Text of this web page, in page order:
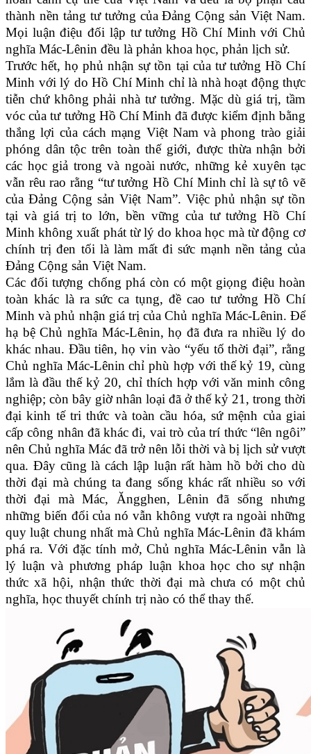
thành nền tảng tư tưởng của Đảng Cộng sản Việt Nam.
Mọi luận điệu đối lập tư tưởng Hồ Chí Minh với Chủ
nghĩa Mác-Lênin đều là phản khoa học, phản lịch sử.
Trước hết, họ phủ nhận sự tồn tại của tư tưởng Hồ Chí
Minh với lý do Hồ Chí Minh chỉ là nhà hoạt động thực
tiễn chứ không phải nhà tư tưởng. Mặc dù giá trị, tầm
vóc của tư tưởng Hồ Chí Minh đã được kiểm định bằng
thắng lợi của cách mạng Việt Nam và phong trào giải
phóng dân tộc trên toàn thế giới, được thừa nhận bởi
các học giả trong và ngoài nước, những kẻ xuyên tạc
vẫn rêu rao rằng “tư tưởng Hồ Chí Minh chỉ là sự tô vẽ
của Đảng Cộng sản Việt Nam”. Việc phủ nhận sự tồn
tại và giá trị to lớn, bền vững của tư tưởng Hồ Chí
Minh không xuất phát từ lý do khoa học mà từ động cơ
chính trị đen tối là làm mất đi sức mạnh nền tảng của
Đảng Cộng sản Việt Nam.
Các đối tượng chống phá còn có một giọng điệu hoàn
toàn khác là ra sức ca tụng, đề cao tư tưởng Hồ Chí
Minh và phủ nhận giá trị của Chủ nghĩa Mác-Lênin. Để
hạ bệ Chủ nghĩa Mác-Lênin, họ đã đưa ra nhiều lý do
khác nhau. Đầu tiên, họ vin vào “yếu tố thời đại”, rằng
Chủ nghĩa Mác-Lênin chỉ phù hợp với thế kỷ 19, cùng
lắm là đầu thế kỷ 20, chỉ thích hợp với văn minh công
nghiệp; còn bây giờ nhân loại đã ở thế kỷ 21, trong thời
đại kinh tế tri thức và toàn cầu hóa, sứ mệnh của giai
cấp công nhân đã khác đi, vai trò của trí thức “lên ngôi”
nên Chủ nghĩa Mác đã trở nên lỗi thời và bị lịch sử vượt
qua. Đây cũng là cách lập luận rất hàm hồ bởi cho dù
thời đại mà chúng ta đang sống khác rất nhiều so với
thời đại mà Mác, Ăngghen, Lênin đã sống nhưng
những biến đổi của nó vẫn không vượt ra ngoài những
quy luật chung nhất mà Chủ nghĩa Mác-Lênin đã khám
phá ra. Với đặc tính mở, Chủ nghĩa Mác-Lênin vẫn là
lý luận và phương pháp luận khoa học cho sự nhận
thức xã hội, nhận thức thời đại mà chưa có một chủ
nghĩa, học thuyết chính trị nào có thể thay thế.